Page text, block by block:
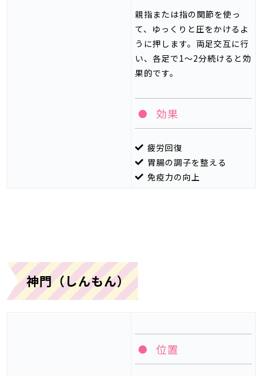
親指または指の関節を使っ
て、ゆっくりと圧をかけるよ
うに押します。両足交互に行
い、各足で1～2分続けると効
果的です。
効果
疲労回復
胃腸の調子を整える
免疫力の向上
神門（しんもん）
位置